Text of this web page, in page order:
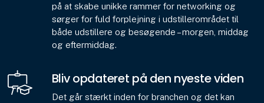
på at skabe unikke rammer for networking og
sørger for fuld forplejning i udstillerområdet til
både udstillere og besøgende – morgen, middag
og eftermiddag.
Bliv opdateret på den nyeste viden
Det går stærkt inden for branchen og det kan